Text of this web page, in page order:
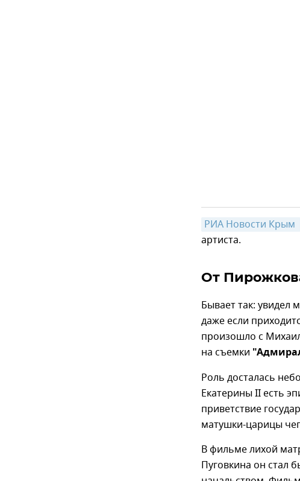
РИА Новости Крым
артиста.
От
Бывает так: увидел
даже если
произошло с
на съемки
Роль досталась
Екатерины II есть
приветствие
матушки-царицы
В фильме лихой
Пуговкина он стал